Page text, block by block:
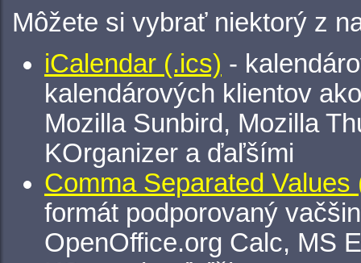
Môžete si vybrať niektorý z
iCalendar (.ics) -
kalendárových klientov
Mozilla Sunbird, Mozilla
KOrganizer a ďaľšími
Comma Separated Values
formát podporovaný
OpenOffice.org Calc, MS